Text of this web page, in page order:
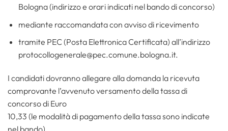
Bologna (indirizzo e orari indicati nel bando di concorso)
mediante raccomandata con avviso di ricevimento
tramite PEC (Posta Elettronica Certificata) all’indirizzo
protocollogenerale@pec.comune.bologna.it.
I candidati dovranno allegare alla domanda la ricevuta
comprovante l’avvenuto versamento della tassa di
concorso di Euro
10,33 (le modalità di pagamento della tassa sono indicate